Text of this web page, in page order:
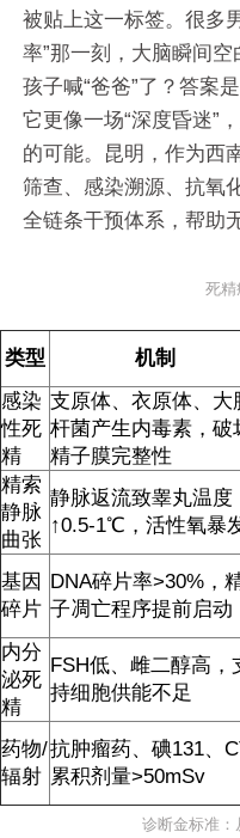
被贴上这一标签。很多
率”那一刻，大脑瞬间
孩子喊“爸爸”了？答案
它更像一场“深度昏迷”
的可能。昆明，作为西
筛查、感染溯源、抗氧
全链条干预体系，帮助
死精
类型 机制
感染
性死
精
支原体、衣原体、大
杆菌产生内毒素，破
精子膜完整性
精索
静脉
曲张
静脉返流致睾丸温度
↑0.5-1℃，活性氧暴
基因
碎片
DNA碎片率>30%，
子凋亡程序提前启动
内分
泌死
精
FSH低、雌二醇高，
持细胞供能不足
药物/
辐射
抗肿瘤药、碘131、
累积剂量>50mSv
诊断金标准：